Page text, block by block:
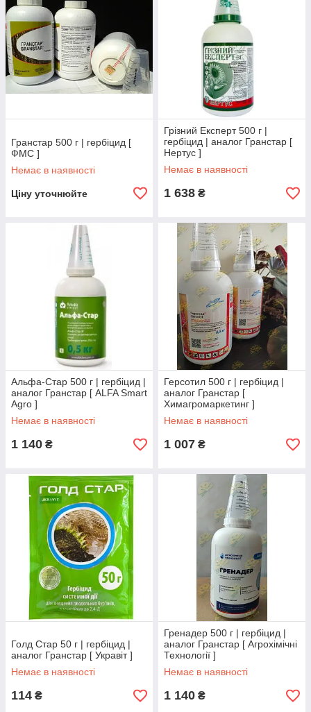
Гранстар 500 г | гербіцид [
ФМС ]
Немає в наявності
Ціну уточнюйте
Грізний Експерт 500 г |
гербіцид | аналог Гранстар [
Нертус ]
Немає в наявності
1 638 ₴
Альфа-Стар 500 г | гербіцид |
аналог Гранстар [ ALFA Smart
Agro ]
Немає в наявності
1 140 ₴
Герсотил 500 г | гербіцид |
аналог Гранстар [
Химагромаркетинг ]
Немає в наявності
1 007 ₴
Голд Стар 50 г | гербіцид |
аналог Гранстар [ Укравіт ]
Немає в наявності
114 ₴
Гренадер 500 г | гербіцид |
аналог Гранстар [ Агрохімічні
Технології ]
Немає в наявності
1 140 ₴